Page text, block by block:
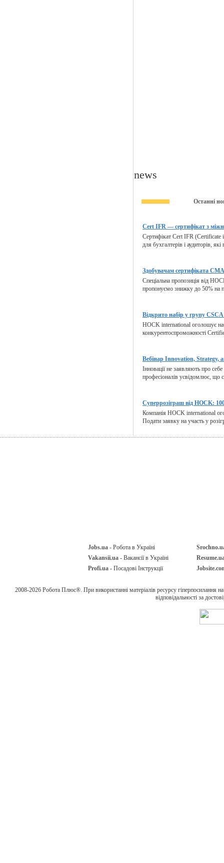
news
Останні
Cert IFR — сертифікат з
Сертифікат Cert IFR
для бухгалтерів і аудиторів,
Здобувачам сертифіката
Спеціальна пропозиція від
пропонуємо знижку до 50% на
Відкрито набір у групу
HOCK international оголошує
конкурентоспроможності
Вебінар Innovation, Strategy,
Інновації не заявляють про
професіоналів усвідомлює, що
Суперрозіграш від HOCK:
Компанія HOCK international
Подати заявку на участь у
Jobs.ua - Робота в Україні
Vakansii.ua - Вакансії в Україні
Profi.ua - Посадові Інструкції
2008-2026 Робота Плюс®. При використанні матеріалів ресурсу гіперпосилання
відповідальності за